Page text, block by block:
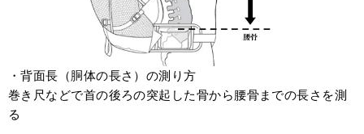
・背面長（胴体の長さ）の測り方
巻き尺などで首の後ろの突起した骨から腰骨までの長さを測
る